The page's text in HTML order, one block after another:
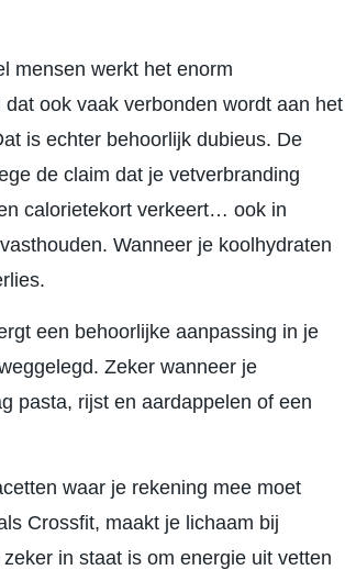
mensen werkt het enorm
ook vaak verbonden wordt aan het
is echter behoorlijk dubieus. De
de claim dat je vetverbranding
calorietekort verkeert… ook in
Wanneer je koolhydraten
een behoorlijke aanpassing in je
Zeker wanneer je
pasta, rijst en aardappelen of een
waar je rekening mee moet
Crossfit, maakt je lichaam bij
in staat is om energie uit vetten